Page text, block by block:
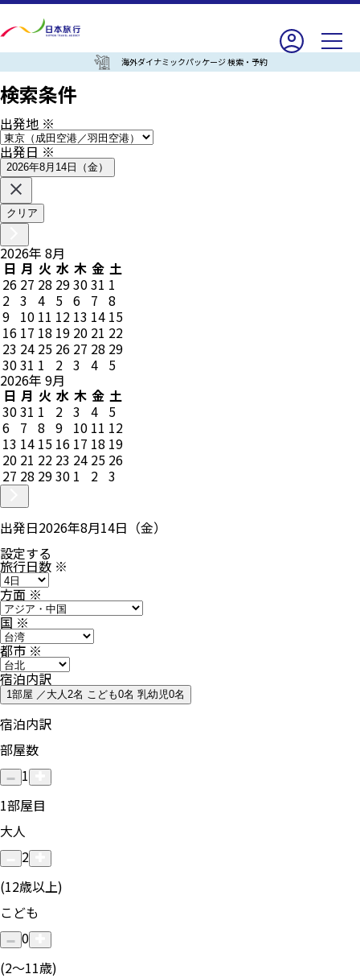
海外ダイナミックパッケージ 検索・予約
検索条件
出発地 ※
出発日※
2026年8月14日（金）
クリア
2026年 8月
日 月 火 水 木 金 土
26 27 28 293031 1
2 3 4 5 6 7 8
9 10 11 12 13 14 15
16 17 18 19 20 21 22
23 24 25 26 27 28 29
3031 1 2 3 4 5
2026年 9月
日 月 火 水 木 金 土
3031 1 2 3 4 5
6 7 8 9 10 11 12
13 14 15 16 17 18 19
20 21 22 23 24 25 26
27 28 2930 1 2 3
出発日2026年8月14日（金）
設定する
旅行日数 ※
方面※
国※
都市※
宿泊内訳
1部屋 ／大人2名 こども0名 乳幼児0名
宿泊内訳
部屋数
1
1部屋目
大人
2
(12歳以上)
こども
0
(2〜11歳)